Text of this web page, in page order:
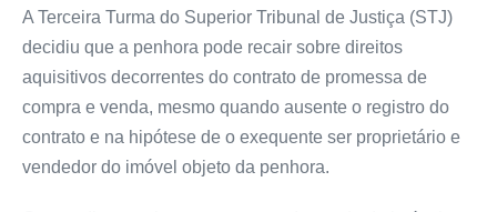
A Terceira Turma do Superior Tribunal de Justiça (STJ)
decidiu que a penhora pode recair sobre direitos
aquisitivos decorrentes do contrato de promessa de
compra e venda, mesmo quando ausente o registro do
contrato e na hipótese de o exequente ser proprietário e
vendedor do imóvel objeto da penhora.